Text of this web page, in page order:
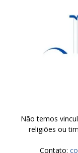
Não temos
religiões ou
Contato: